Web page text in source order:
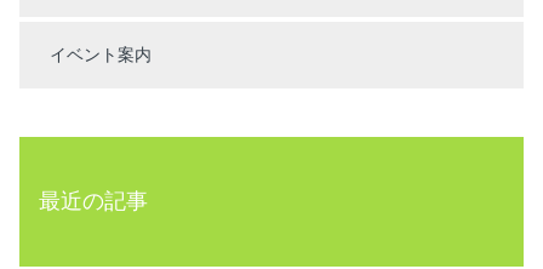
イベント案内
最近の記事